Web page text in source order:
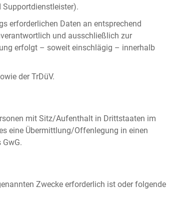
Supportdienstleister).
erforderlichen Daten an entsprechend
und ausschließlich zur
erfolgt – soweit einschlägig – innerhalb
der TrDüV.
mit Sitz/Aufenthalt in Drittstaaten im
eine Übermittlung/Offenlegung in einen
Zwecke erforderlich ist oder folgende